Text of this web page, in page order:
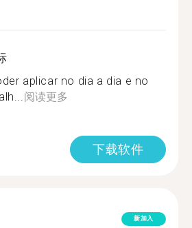
aplicar no dia a dia e no
阅读更多
下载软件
新加入